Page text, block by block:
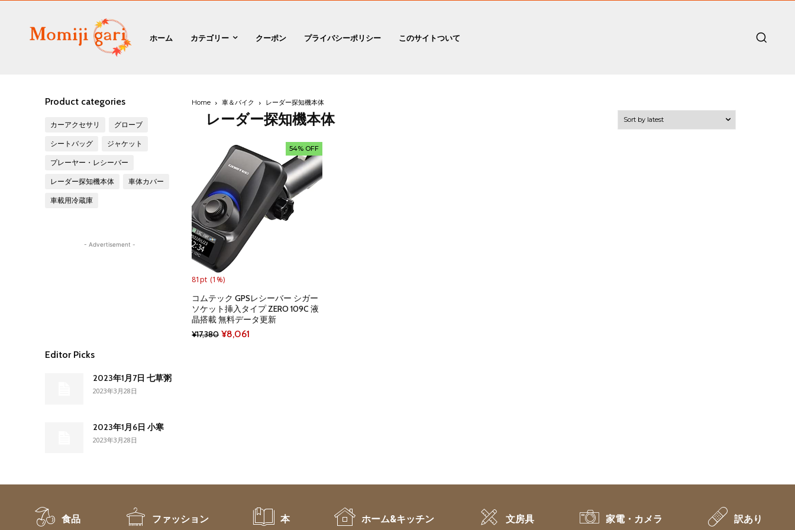
ホーム カテゴリー クーポン プライバシーポリシー このサイトついて
Product categories
カーアクセサリ グローブ
シートバッグ ジャケット
プレーヤー・レシーバー
レーダー探知機本体 車体カバー
車載用冷蔵庫
- Advertisement -
Editor Picks
2023年1月7日 七草粥
2023年3月28日
2023年1月6日 小寒
2023年3月28日
Home 車＆バイク レーダー探知機本体
レーダー探知機本体
54% OFF
81pt (1%)
コムテック GPSレシーバー シガー
ソケット挿入タイプ ZERO 109C 液
晶搭載 無料データ更新
¥17,380 Original
¥8,061
食品 ファッション 本 ホーム&キッチン 文房具 家電・カメラ 訳あり